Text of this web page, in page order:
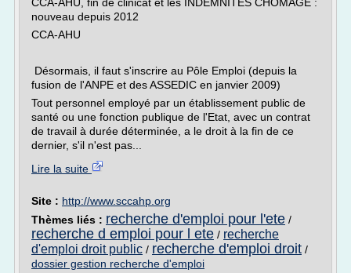
nouveau depuis 2012
CCA-AHU
Désormais, il faut s'inscrire au Pôle Emploi (depuis la
fusion de l'ANPE et des ASSEDIC en janvier 2009)
Tout personnel employé par un établissement public de
santé ou une fonction publique de l'Etat, avec un contrat
de travail à durée déterminée, a le droit à la fin de ce
dernier, s'il n'est pas...
Lire la suite
Site : http://www.sccahp.org
Thèmes liés : recherche d'emploi pour l'ete /
recherche d emploi pour l ete / recherche
d'emploi droit public / recherche d'emploi droit /
dossier gestion recherche d'emploi